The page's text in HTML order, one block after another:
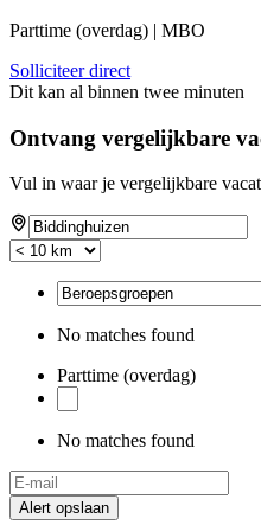
Parttime (overdag) | MBO
Solliciteer direct
Dit kan al binnen twee minuten
Ontvang vergelijkbare
Vul in waar je vergelijkbare
No matches found
Parttime (overdag)
No matches found
Alert opslaan